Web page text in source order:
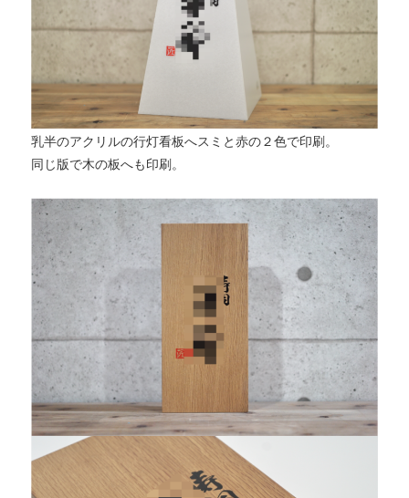
乳半のアクリルの行灯看板へスミと赤の２色で印刷。
同じ版で木の板へも印刷。